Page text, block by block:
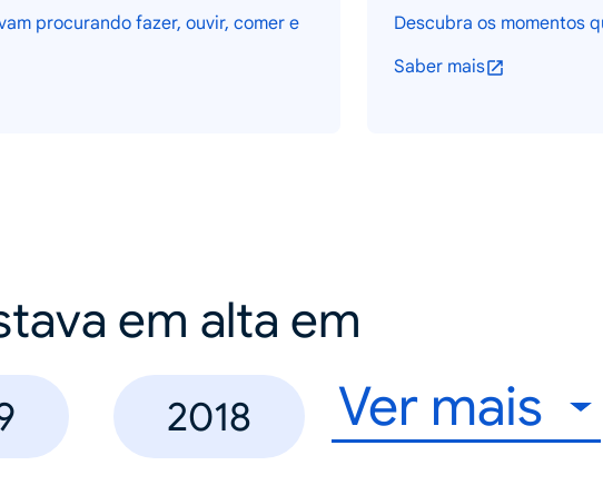
procurando fazer, ouvir, comer e
Descubra os momentos
Saber mais
em alta em
2018 Ver mais